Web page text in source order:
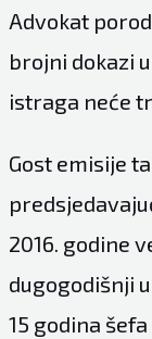
Advokat
brojni dokazi
istraga neće
Gost emisije
2016. godine
dugogodišnji
15 godina